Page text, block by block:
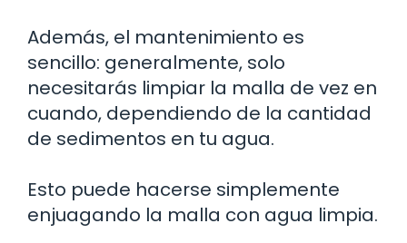
Además, el mantenimiento es
sencillo: generalmente, solo
necesitarás limpiar la malla de vez en
cuando, dependiendo de la cantidad
de sedimentos en tu agua.
Esto puede hacerse simplemente
enjuagando la malla con agua limpia.